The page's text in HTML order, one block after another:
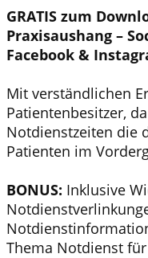
GRATIS zum
Praxisaushang –
Facebook &
Mit verständlichen
Patientenbesitzer,
Notdienstzeiten die
Patienten im
BONUS: Inklusive
Thema Notdienst